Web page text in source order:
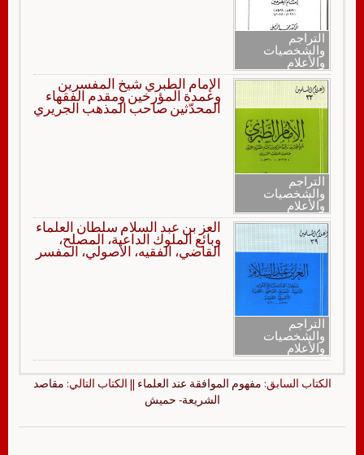
التراجم
والشخصيات
والأعلام
التراجم
والشخصيات
والأعلام
الإمام الطبري شيخ المفسرين
وعمدة المؤرخين ومقدم الفقهاء
المحدّثين صاحب المذهب الجريري
التراجم
والشخصيات
والأعلام
العز بن عبد السلام سلطان العلماء
وبائع الملوك الداعية، المصلح،
القاضي، الفقيه، الأصولي، المفسر
الكتاب السابق: مفهوم الموافقة عند العلماء || الكتاب التالي: مقاصد
الشريعة- حميش